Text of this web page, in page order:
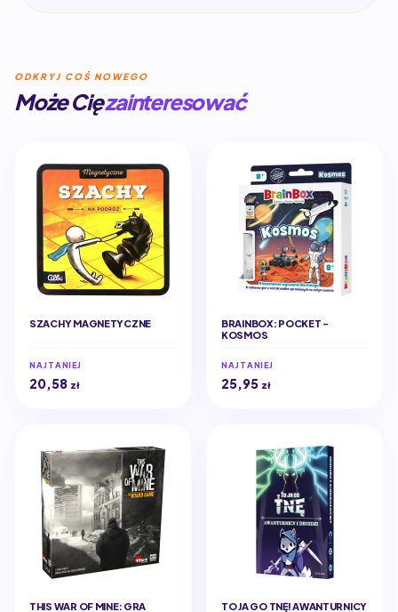
ODKRYJ COŚ NOWEGO
Może Cięzainteresować
SZACHY MAGNETYCZNE
NAJTANIEJ
20,58 zł
BRAINBOX: POCKET -
KOSMOS
NAJTANIEJ
25,95 zł
THIS WAR OF MINE: GRA
TO JA GO TNĘ! AWANTURNICY